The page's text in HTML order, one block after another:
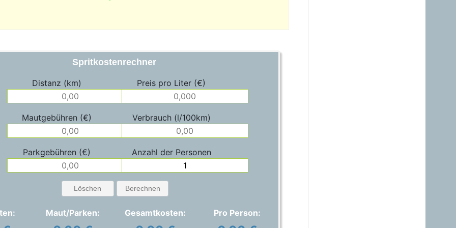
Spritkostenrechner
Distanz (km) Preis pro Liter (€)
Mautgebühren (€) Verbrauch (l/100km)
Parkgebühren (€) Anzahl der Personen
Löschen Berechnen
Maut/Parken: Gesamtkosten: Pro Person: